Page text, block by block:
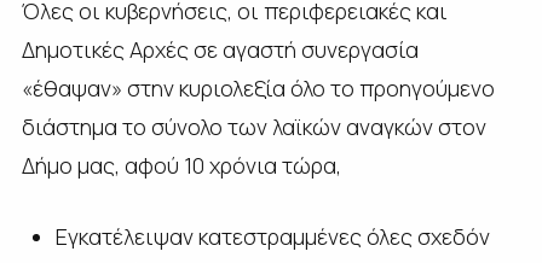
Όλες οι κυβερνήσεις, οι περιφερειακές και
Δημοτικές Αρχές σε αγαστή συνεργασία
«έθαψαν» στην κυριολεξία όλο το προηγούμενο
διάστημα το σύνολο των λαϊκών αναγκών στον
Δήμο μας, αφού 10 χρόνια τώρα,
Εγκατέλειψαν κατεστραμμένες όλες σχεδόν